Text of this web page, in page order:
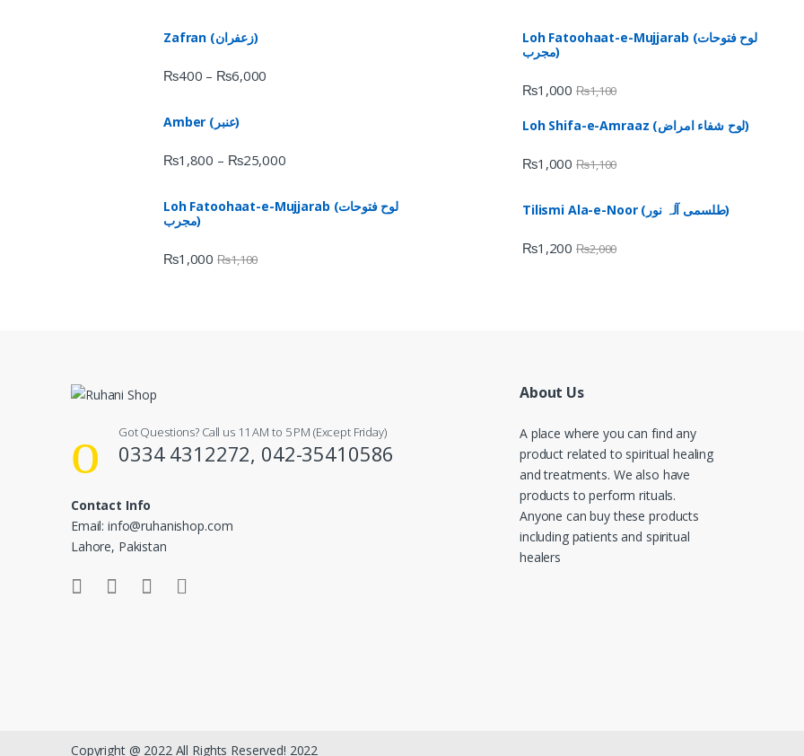
Zafran (زعفران)
₨400 – ₨6,000
Amber (عنبر)
₨1,800 – ₨25,000
Loh Fatoohaat-e-Mujjarab (لوح فتوحات
مجرب)
₨1,000 ₨1,100
Loh Fatoohaat-e-Mujjarab (لوح فتوحات
مجرب)
₨1,000 ₨1,100
Loh Shifa-e-Amraaz (لوح شفاء امراض)
₨1,000 ₨1,100
Tilismi Ala-e-Noor (طلسمی آلہ نور)
₨1,200 ₨2,000
Got Questions? Call us 11 AM to 5 PM (Except Friday)
0334 4312272, 042-35410586
Contact Info
Email: info@ruhanishop.com
Lahore, Pakistan
About Us
A place where you can find any
product related to spiritual healing
and treatments. We also have
products to perform rituals.
Anyone can buy these products
including patients and spiritual
healers
Copyright @ 2022 All Rights Reserved! 2022